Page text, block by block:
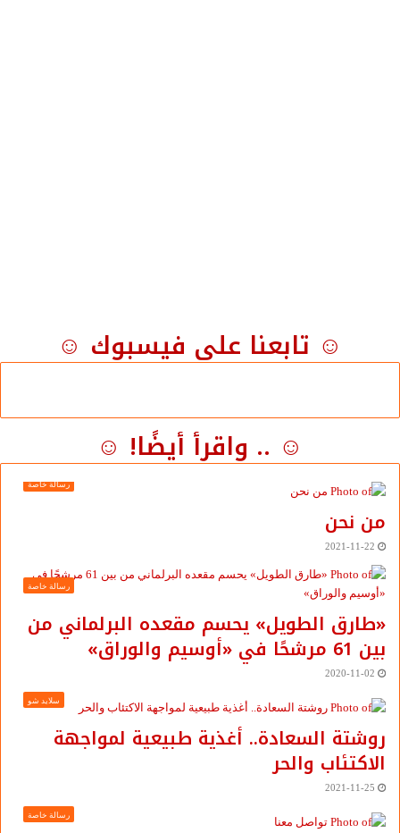
☺ تابعنا على فيسبوك ☺
☺ .. واقرأ أيضًا! ☺
رسالة خاصة
من نحن
2021-11-22
رسالة خاصة
«طارق الطويل» يحسم مقعده البرلماني من
بين 61 مرشحًا في «أوسيم والوراق»
2020-11-02
سلايد شو
روشتة السعادة.. أغذية طبيعية لمواجهة
الاكتئاب والحر
2021-11-25
رسالة خاصة